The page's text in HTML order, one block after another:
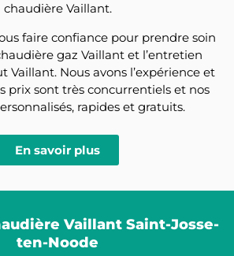
chaudière Vaillant.
faire confiance pour prendre soin
gaz Vaillant et l’entretien
Vaillant. Nous avons l’expérience et
prix sont très concurrentiels et nos
rapides et gratuits.
En savoir plus
Vaillant Saint-Josse-
ten-Noode